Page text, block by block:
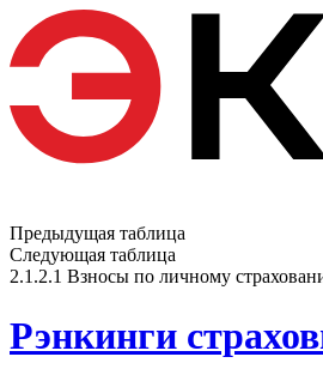
Предыдущая таблица
Следующая таблица
2.1.2.1 Взносы по личному
Рэнкинги